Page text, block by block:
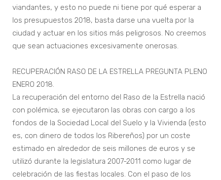
viandantes, y esto no puede ni tiene por qué esperar a
los presupuestos 2018, basta darse una vuelta por la
ciudad y actuar en los sitios más peligrosos. No creemos
que sean actuaciones excesivamente onerosas.
RECUPERACIÓN RASO DE LA ESTRELLA PREGUNTA PLENO
ENERO 2018.
La recuperación del entorno del Raso de la Estrella nació
con polémica, se ejecutaron las obras con cargo a los
fondos de la Sociedad Local del Suelo y la Vivienda (esto
es, con dinero de todos los Ribereños) por un coste
estimado en alrededor de seis millones de euros y se
utilizó durante la legislatura 2007-2011 como lugar de
celebración de las fiestas locales. Con el paso de los